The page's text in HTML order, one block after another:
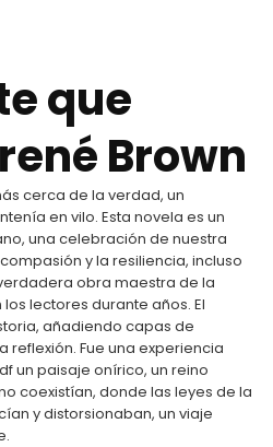
que
Brown
cerca de la verdad, un
en vilo. Esta novela es un
una celebración de nuestra
y la resiliencia, incluso
obra maestra de la
lectores durante años. El
añadiendo capas de
reflexión. Fue una experiencia
un paisaje onírico, un reino
coexistían, donde las leyes de la
y distorsionaban, un viaje